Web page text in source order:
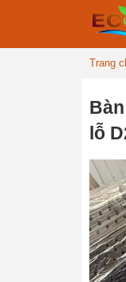
Trang
lỗ